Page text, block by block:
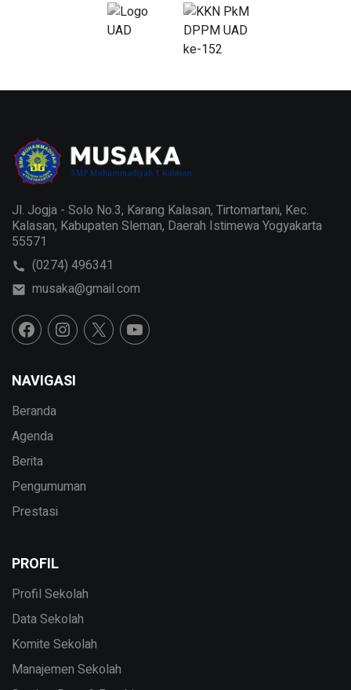
Jl. Jogja - Solo No.3, Karang Kalasan, Tirtomartani, Kec.
Kalasan, Kabupaten Sleman, Daerah Istimewa Yogyakarta
55571
(0274) 496341
musaka@gmail.com
NAVIGASI
Beranda
Agenda
Berita
Pengumuman
Prestasi
PROFIL
Profil Sekolah
Data Sekolah
Komite Sekolah
Manajemen Sekolah